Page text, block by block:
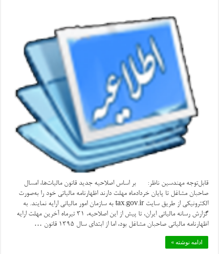
قابل‌توجه مهندسین ناظر: بر اساس اصلاحیه جدید قانون مالیات‌ها، امسال
صاحبان مشاغل تا پایان خردادماه مهلت دارند اظهارنامه مالیاتی خود را به‌صورت
الکترونیکی از طریق سایت tax.gov.ir به سازمان امور مالیاتی ارایه نمایند. به
گزارش رسانه مالیاتی ایران، تا پیش از این اصلاحیه، ۳۱ تیرماه آخرین مهلت ارایه
اظهارنامه مالیاتی صاحبان مشاغل بود، اما از ابتدای سال ۱۳۹۵ قانون …
ادامه نوشته »